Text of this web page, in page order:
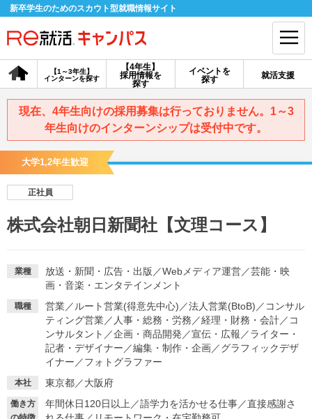
新卒学生のためのスカウト型就職情報サイト
【4年生】
採用情報を
探す
【1～3年生】
インターンを探す
イベントを
探す
就活支援
会員登録 ログイン
会員ID・パスワードを忘れた方はこちら
探す
【4年生】
就活ノウハウ・サポート
就活支援
就活ノウハウが満載！
就活コラム
適職診断
あなたに合う仕事を診断！ 動画で対策講座をチェック
現在、4年生向けの採用募集は行っておりません。1～3
年生向けのインターンシップは受付中です。
大学1,2年生歓迎
正社員
株式会社朝日新聞社【文理コース】
業種 放送・新聞・広告・出版 ／Webメディア運営／芸能・映
画・音楽・エンタテインメント
職種 営業／ ルート営業(得意先中心) ／法人営業(BtoB) ／ コンサル
ティング営業／ 人事・総務・労務 ／経理・財務・会計／ コ
ンサルタント ／企画・商品開発 ／宣伝・広報 ／ライター・
記者・デザイナー ／編集・制作・企画／グラフィックデザ
イナー ／フォトグラファー
本社 東京都／大阪府
働き方
年間休日120日以上 ／語学力を活かせる仕事／直接感謝さ